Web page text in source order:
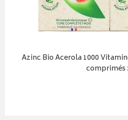
Azinc Bio Acerola 1000
comprimés